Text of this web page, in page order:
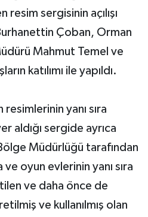
resim sergisinin açılışı
Çoban, Orman
Mahmut Temel ve
katılımı ile yapıldı.
yanı sıra
aldığı sergide ayrıca
Müdürlüğü tarafından
ve oyun evlerinin yanı sıra
ve daha önce de
ve kullanılmış olan